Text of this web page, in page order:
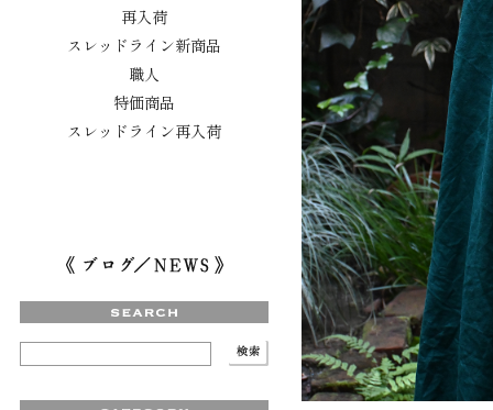
再入荷
スレッドライン新商品
職人
特価商品
スレッドライン再入荷